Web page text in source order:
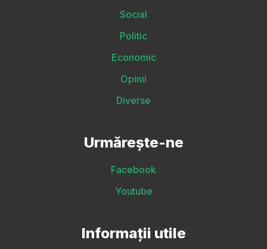
Social
Politic
Economic
Opinii
Diverse
Urmărește-ne
Facebook
Youtube
Informații utile